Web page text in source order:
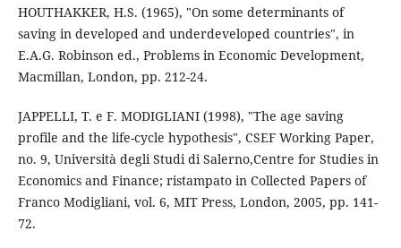
HOUTHAKKER, H.S. (1965), "On some determinants of
saving in developed and underdeveloped countries", in
E.A.G. Robinson ed., Problems in Economic Development,
Macmillan, London, pp. 212-24.
JAPPELLI, T. e F. MODIGLIANI (1998), "The age saving
profile and the life-cycle hypothesis", CSEF Working Paper,
no. 9, Università degli Studi di Salerno,Centre for Studies in
Economics and Finance; ristampato in Collected Papers of
Franco Modigliani, vol. 6, MIT Press, London, 2005, pp. 141-
72.